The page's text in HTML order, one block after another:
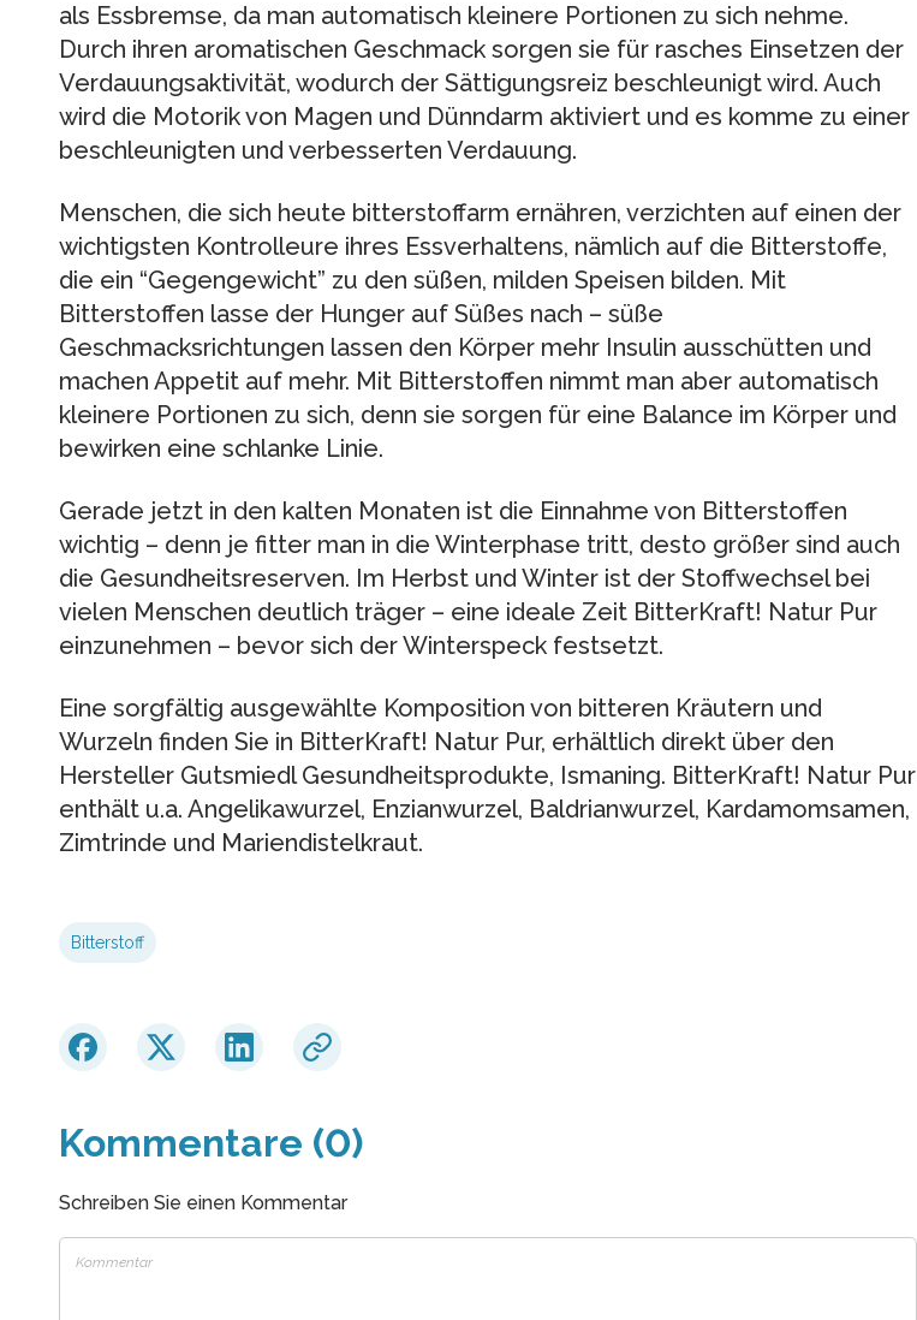
als Essbremse, da man automatisch kleinere Portionen zu sich nehme.
Durch ihren aromatischen Geschmack sorgen sie für rasches Einsetzen der
Verdauungsaktivität, wodurch der Sättigungsreiz beschleunigt wird. Auch
wird die Motorik von Magen und Dünndarm aktiviert und es komme zu einer
beschleunigten und verbesserten Verdauung.
Menschen, die sich heute bitterstoffarm ernähren, verzichten auf einen der
wichtigsten Kontrolleure ihres Essverhaltens, nämlich auf die Bitterstoffe,
die ein “Gegengewicht” zu den süßen, milden Speisen bilden. Mit
Bitterstoffen lasse der Hunger auf Süßes nach – süße
Geschmacksrichtungen lassen den Körper mehr Insulin ausschütten und
machen Appetit auf mehr. Mit Bitterstoffen nimmt man aber automatisch
kleinere Portionen zu sich, denn sie sorgen für eine Balance im Körper und
bewirken eine schlanke Linie.
Gerade jetzt in den kalten Monaten ist die Einnahme von Bitterstoffen
wichtig – denn je fitter man in die Winterphase tritt, desto größer sind auch
die Gesundheitsreserven. Im Herbst und Winter ist der Stoffwechsel bei
vielen Menschen deutlich träger – eine ideale Zeit BitterKraft! Natur Pur
einzunehmen – bevor sich der Winterspeck festsetzt.
Eine sorgfältig ausgewählte Komposition von bitteren Kräutern und
Wurzeln finden Sie in BitterKraft! Natur Pur, erhältlich direkt über den
Hersteller Gutsmiedl Gesundheitsprodukte, Ismaning. BitterKraft! Natur Pur
enthält u.a. Angelikawurzel, Enzianwurzel, Baldrianwurzel, Kardamomsamen,
Zimtrinde und Mariendistelkraut.
Bitterstoff
Kommentare (0)
Schreiben Sie einen Kommentar